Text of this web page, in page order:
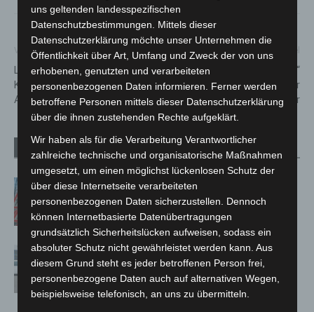
Vorheriger Artikel
Lkw erfasst Cabrio auf
Kreuzung mit ausgefallener
Ampelanlage
Erste „(Bio) Regio-Challenge“
in der Region Hannover
beginnt am 13. September
Mehr vom Autor
A2: Zweite Turbobaustelle startet
zwischen Hannover-West und
Bothfeld
Niedersachsen: Feuerwehrkräfte
kehren nach Waldbrandeinsatz aus
Spanien zurück
uns geltenden landesspezifischen
Datenschutzbestimmungen. Mittels dieser
Datenschutzerklärung möchte unser Unternehmen die
Öffentlichkeit über Art, Umfang und Zweck der von uns
erhobenen, genutzten und verarbeiteten
personenbezogenen Daten informieren. Ferner werden
betroffene Personen mittels dieser Datenschutzerklärung
über die ihnen zustehenden Rechte aufgeklärt.
Wir haben als für die Verarbeitung Verantwortlicher
zahlreiche technische und organisatorische Maßnahmen
umgesetzt, um einen möglichst lückenlosen Schutz der
über diese Internetseite verarbeiteten
personenbezogenen Daten sicherzustellen. Dennoch
können Internetbasierte Datenübertragungen
grundsätzlich Sicherheitslücken aufweisen, sodass ein
absoluter Schutz nicht gewährleistet werden kann. Aus
diesem Grund steht es jeder betroffenen Person frei,
personenbezogene Daten auch auf alternativen Wegen,
beispielsweise telefonisch, an uns zu übermitteln.